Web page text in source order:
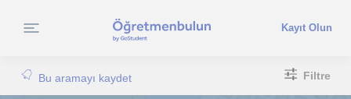
Kayıt Olun
Bu aramayı kaydet Filtre